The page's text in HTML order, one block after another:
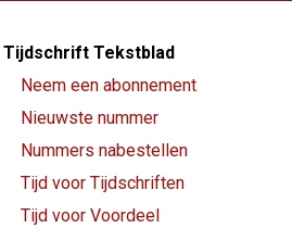
Tijdschrift Tekstblad
Neem een abonnement
Nieuwste nummer
Nummers nabestellen
Tijd voor Tijdschriften
Tijd voor Voordeel